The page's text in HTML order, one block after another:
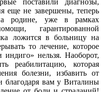
еще не завершены, теперь
родине, уже в рамках
гарантированной
ложится в больницу на
то лечение, которое
нельзя. Наоборот,
реабилитацию, которая
болезни, избавить от
благодаря вам у Виталины